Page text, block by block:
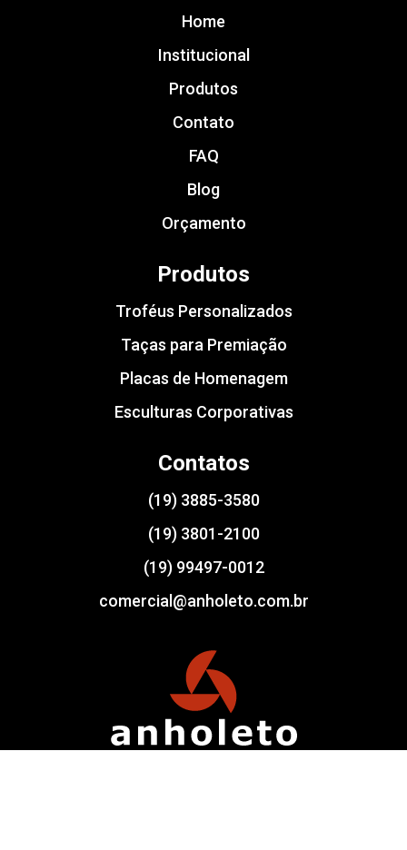
Home
Institucional
Produtos
Contato
FAQ
Blog
Orçamento
Produtos
Troféus Personalizados
Taças para Premiação
Placas de Homenagem
Esculturas Corporativas
Contatos
(19) 3885-3580
(19) 3801-2100
(19) 99497-0012
comercial@anholeto.com.br